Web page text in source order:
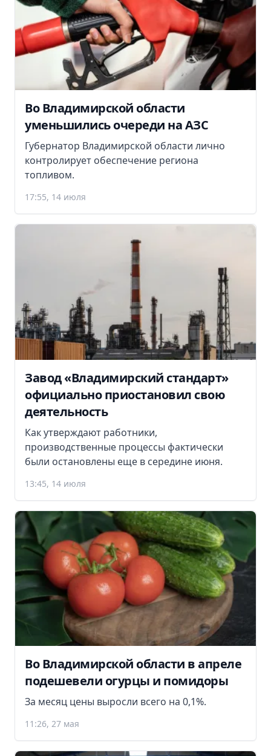
Во Владимирской области
уменьшились очереди на АЗС
Губернатор Владимирской области лично
контролирует обеспечение региона
топливом.
17:55, 14 июля
Завод «Владимирский стандарт»
официально приостановил свою
деятельность
Как утверждают работники,
производственные процессы фактически
были остановлены еще в середине июня.
13:45, 14 июля
Во Владимирской области в апреле
подешевели огурцы и помидоры
За месяц цены выросли всего на 0,1%.
11:26, 27 мая